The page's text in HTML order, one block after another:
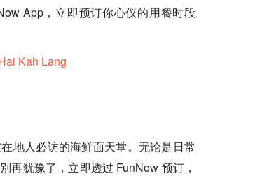
App，立即预订你心仪的用餐时段
Kah Lang
地人必访的海鲜面天堂。无论是日常
再犹豫了，立即透过 FunNow 预订，